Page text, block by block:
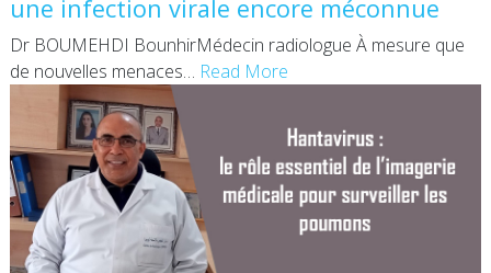
une infection virale encore méconnue
Dr BOUMEHDI BounhirMédecin radiologue À mesure que
de nouvelles menaces… Read More